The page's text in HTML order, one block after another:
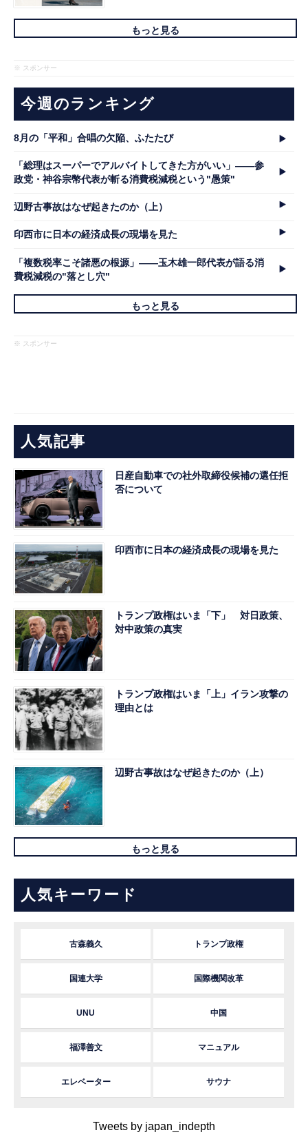
もっと見る
※ スポンサー
今週のランキング
8月の「平和」合唱の欠陥、ふたたび
「総理はスーパーでアルバイトしてきた方がいい」――参
政党・神谷宗幣代表が斬る消費税減税という"愚策"
辺野古事故はなぜ起きたのか（上）
印西市に日本の経済成長の現場を見た
「複数税率こそ諸悪の根源」――玉木雄一郎代表が語る消
費税減税の"落とし穴"
もっと見る
※ スポンサー
人気記事
日産自動車での社外取締役候補の選任拒
否について
印西市に日本の経済成長の現場を見た
トランプ政権はいま「下」 対日政策、
対中政策の真実
トランプ政権はいま「上」イラン攻撃の
理由とは
辺野古事故はなぜ起きたのか（上）
もっと見る
人気キーワード
古森義久 トランプ政権
国連大学 国際機関改革
UNU 中国
福澤善文 マニュアル
エレベーター サウナ
Tweets by japan_indepth